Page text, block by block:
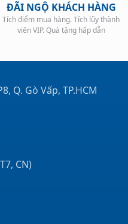
ĐÃI NGỘ KHÁCH HÀNG
Tích điểm mua hàng. Tích lũy thành
viên VIP. Quà tặng hấp dẫn
Q. Gò Vấp, TP.HCM
CN)